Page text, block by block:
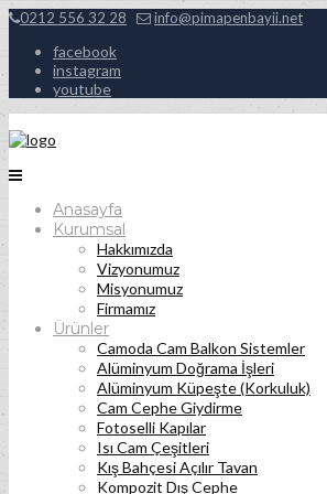
0212 556 32 28 info@pimapenbayii.net
facebook
instagram
youtube
Anasayfa
Kurumsal
Hakkımızda
Vizyonumuz
Misyonumuz
Firmamız
Ürünler
Camoda Cam Balkon Sistemler
Alüminyum Doğrama İşleri
Alüminyum Küpeşte (Korkuluk)
Cam Cephe Giydirme
Fotoselli Kapılar
Isı Cam Çeşitleri
Kış Bahçesi Açılır Tavan
Kompozit Dış Cephe